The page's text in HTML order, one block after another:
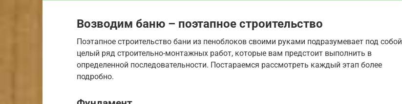
Возводим баню – поэтапное строительство
Поэтапное строительство бани из пеноблоков своими руками подразумевает под собой
целый ряд строительно-монтажных работ, которые вам предстоит выполнить в
определенной последовательности. Постараемся рассмотреть каждый этап более
подробно.